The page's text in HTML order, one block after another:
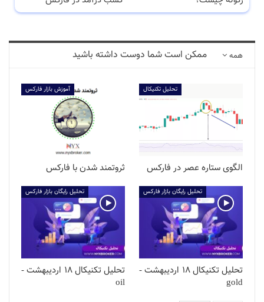
همه ممکن است شما دوست داشته باشید
آموزش بازار فارکس
ثروتمند شدن با فارکس
تحلیل تکنیکال
الگوی ستاره عصر در فارکس
تحلیل رایگان بازار فارکس
تحلیل تکنیکال 18 اردیبهشت -
oil
تحلیل رایگان بازار فارکس
تحلیل تکنیکال 18 اردیبهشت -
gold